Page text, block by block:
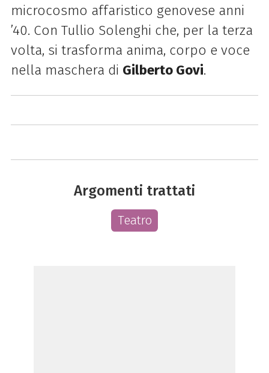
microcosmo affaristico genovese anni
’40. Con Tullio Solenghi che, per la terza
volta, si trasforma anima, corpo e voce
nella maschera di Gilberto Govi.
Argomenti trattati
Teatro